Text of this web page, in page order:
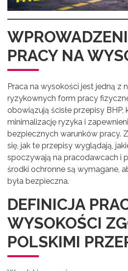
PRACY NA
Praca na wysokości jest jedną z
ryzykownych form pracy
obowiązują ścisłe przepisy BHP,
minimalizację ryzyka i
bezpiecznych warunków pracy.
się, jak te przepisy wyglądają,
spoczywają na pracodawcach i
środki ochronne są wymagane,
była bezpieczna.
DEFINICJA
WYSOKOŚCI
POLSKIMI